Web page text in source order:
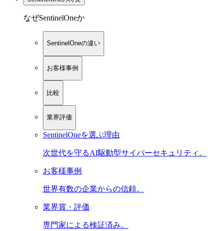
なぜSentinelOneか
SentinelOneの違い
お客様事例
比較
業界評価
SentinelOneを選ぶ理由
次世代を守るAI駆動型サイバーセキュリティ。
お客様事例
世界有数の企業からの信頼。
業界賞・評価
専門家による検証済み。